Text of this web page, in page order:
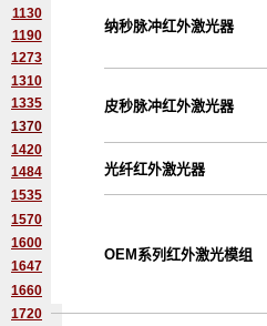
1130
1190
1273
1310
1335
1370
1420
1484
1535
1570
1600
1647
1660
1720
纳秒脉冲红外激光器
皮秒脉冲红外激光器
光纤红外激光器
OEM系列红外激光模组